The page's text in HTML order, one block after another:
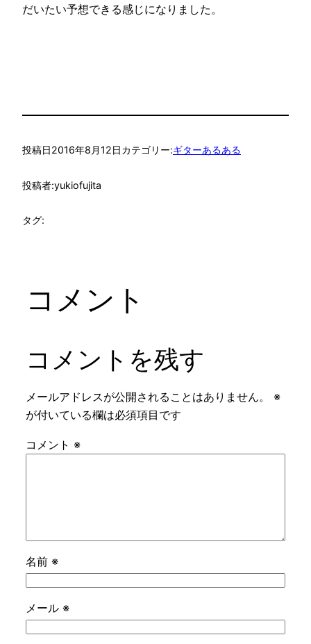
だいたい予想できる感じになりました。
投稿日2016年8月12日カテゴリー:ギターあるある
投稿者:yukiofujita
タグ:
コメント
コメントを残す
メールアドレスが公開されることはありません。
※
が付いている欄は必須項目です
コメント ※
名前 ※
メール ※